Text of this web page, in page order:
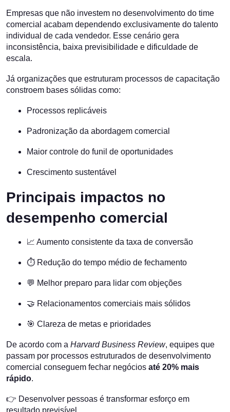
Empresas que não investem no desenvolvimento do time
comercial acabam dependendo exclusivamente do talento
individual de cada vendedor. Esse cenário gera
inconsistência, baixa previsibilidade e dificuldade de
escala.
Já organizações que estruturam processos de capacitação
constroem bases sólidas como:
Processos replicáveis
Padronização da abordagem comercial
Maior controle do funil de oportunidades
Crescimento sustentável
Principais impactos no
desempenho comercial
📈 Aumento consistente da taxa de conversão
⏱ Redução do tempo médio de fechamento
💬 Melhor preparo para lidar com objeções
🤝 Relacionamentos comerciais mais sólidos
🎯 Clareza de metas e prioridades
De acordo com a Harvard Business Review, equipes que
passam por processos estruturados de desenvolvimento
comercial conseguem fechar negócios até 20% mais
rápido.
👉 Desenvolver pessoas é transformar esforço em
resultado previsível.